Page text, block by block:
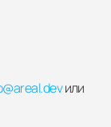
или